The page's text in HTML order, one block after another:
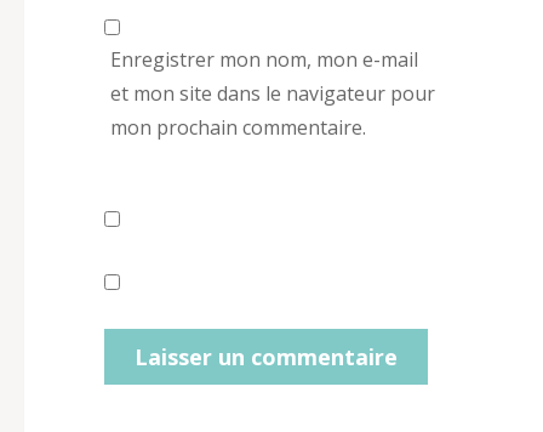
Enregistrer mon nom, mon e-mail
et mon site dans le navigateur pour
mon prochain commentaire.